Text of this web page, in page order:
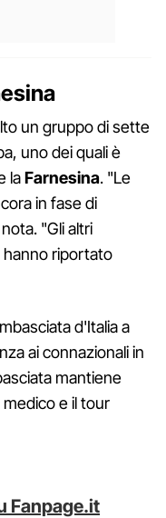
un gruppo di sette
uno dei quali è
laFarnesina. "Le
in fase di
"Gli altri
hanno riportato
d'Italia a
ai connazionali in
mantiene
e il tour
Fanpage.it